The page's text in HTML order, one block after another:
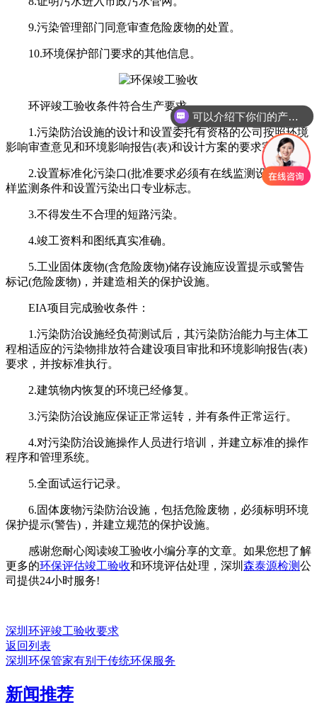
9.污染管理部门同意审查危险废物的处置。
10.环境保护部门要求的其他信息。
环评竣工验收条件符合生产要求
1.污染防治设施的设计和设置委托有资格的公司按照环境
影响审查意见和环境影响报告(表)和设计方案的要求完成。
2.设置标准化污染口(批准要求必须有在线监测设施)、采
样监测条件和设置污染出口专业标志。
3.不得发生不合理的短路污染。
4.竣工资料和图纸真实准确。
5.工业固体废物(含危险废物)储存设施应设置提示或警告
标记(危险废物)，并建造相关的保护设施。
EIA项目完成验收条件：
1.污染防治设施经负荷测试后，其污染防治能力与主体工
程相适应的污染物排放符合建设项目审批和环境影响报告(表)
要求，并按标准执行。
2.建筑物内恢复的环境已经修复。
3.污染防治设施应保证正常运转，并有条件正常运行。
4.对污染防治设施操作人员进行培训，并建立标准的操作
程序和管理系统。
5.全面试运行记录。
6.固体废物污染防治设施，包括危险废物，必须标明环境
保护提示(警告)，并建立规范的保护设施。
感谢您耐心阅读竣工验收小编分享的文章。如果您想了解
更多的环保评估竣工验收和环境评估处理，深圳 森泰源检测公
司提供24小时服务!
深圳环评竣工验收要求
返回列表
深圳环保管家有别于传统环保服务
新闻推荐
可以介绍下你们的产品么